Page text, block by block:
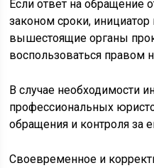
Если ответ на обращение
законом сроки,
вышестоящие органы
воспользоваться правом
В случае необходимости
профессиональных
обращения и контроля за
Своевременное и